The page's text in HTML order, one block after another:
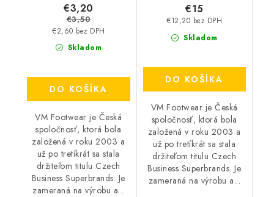
Skladom
€2,60 bez DPH
€3,20
€3,50
DO KOŠÍKA
VM Footwear je Česká
spoločnosť, ktorá bola
založená v roku 2003 a
už po tretíkrát sa stala
držiteľom titulu Czech
Business Superbrands. Je
zameraná na výrobu a...
Skladom
€12,20 bez DPH
€15
DO KOŠÍKA
VM Footwear je Česká
spoločnosť, ktorá bola
založená v roku 2003 a
už po tretíkrát sa stala
držiteľom titulu Czech
Business Superbrands. Je
zameraná na výrobu a...